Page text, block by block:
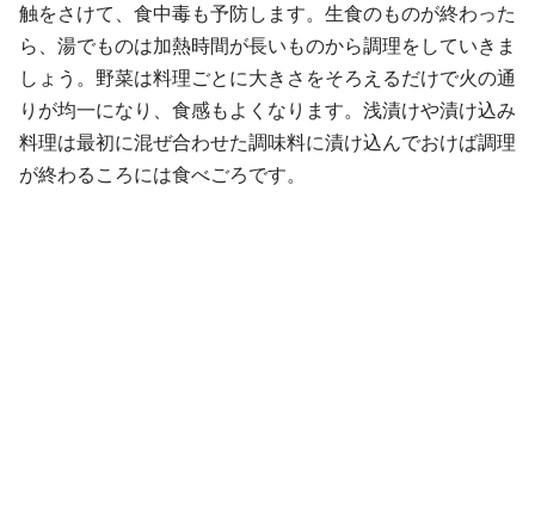
触をさけて、食中毒も予防します。生食のものが終わった
ら、湯でものは加熱時間が長いものから調理をしていきま
しょう。野菜は料理ごとに大きさをそろえるだけで火の通
りが均一になり、食感もよくなります。浅漬けや漬け込み
料理は最初に混ぜ合わせた調味料に漬け込んでおけば調理
が終わるころには食べごろです。